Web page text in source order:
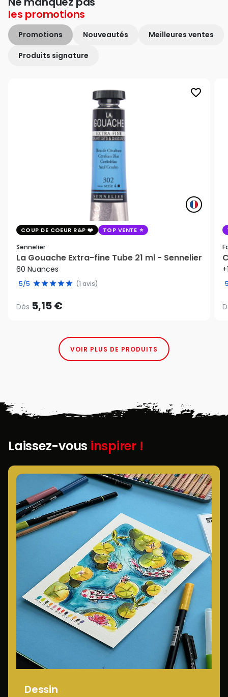
les promotions
Promotions Nouveautés Meilleures ventes
Produits signature
favorite_border
COUP DE COEUR R&P TOP VENTE
Sennelier
La Gouache Extra-fine Tube 21 ml - Sennelier
60 Nuances
5/5 (1 avis)
Dès 5,15 €
VOIR PLUS DE PRODUITS
Laissez-vous inspirer !
Dessin